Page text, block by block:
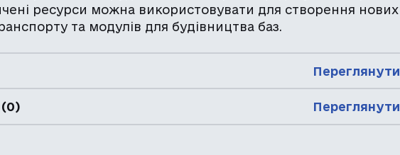
ресурси можна використовувати для створення нових
та модулів для будівництва баз.
Переглянути
(0) Переглянути